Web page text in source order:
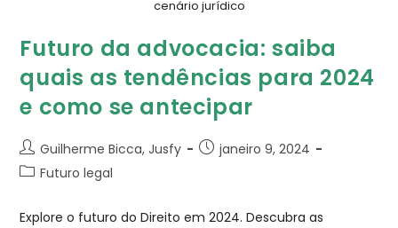
cenário jurídico
Futuro da advocacia: saiba
quais as tendências para 2024
e como se antecipar
Guilherme Bicca, Jusfy
janeiro 9, 2024
Futuro legal
Explore o futuro do Direito em 2024. Descubra as